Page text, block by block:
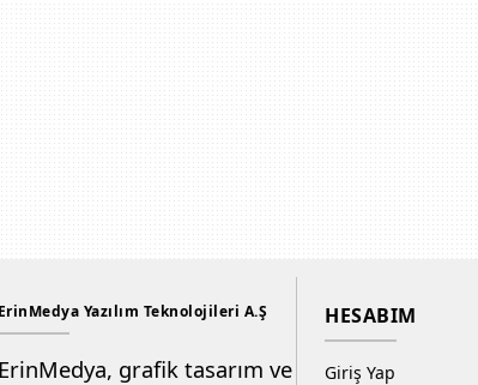
ErinMedya Yazılım Teknolojileri A.Ş
ErinMedya, grafik tasarım ve
HESABIM
Giriş Yap